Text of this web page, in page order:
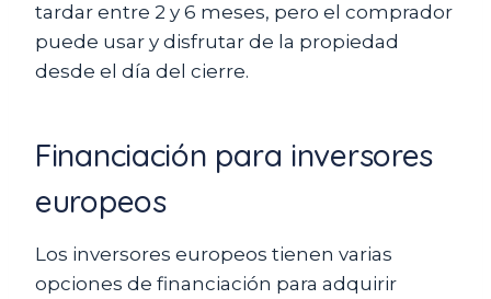
tardar entre 2 y 6 meses, pero el comprador
puede usar y disfrutar de la propiedad
desde el día del cierre.
Financiación para inversores
europeos
Los inversores europeos tienen varias
opciones de financiación para adquirir